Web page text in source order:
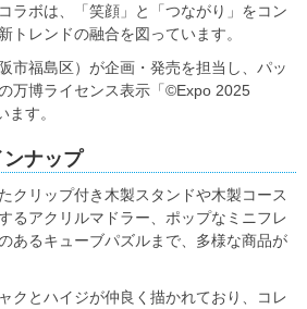
ラボは、「笑顔」と「つながり」をコン
トレンドの融合を図っています。
市福島区）が企画・発売を担当し、パッ
万博ライセンス表示「©Expo 2025
す。
ナップ
クリップ付き木製スタンドや木製コース
るアクリルマドラー、ポップなミニフレ
あるキューブパズルまで、多様な商品が
クとハイジが仲良く描かれており、コレ